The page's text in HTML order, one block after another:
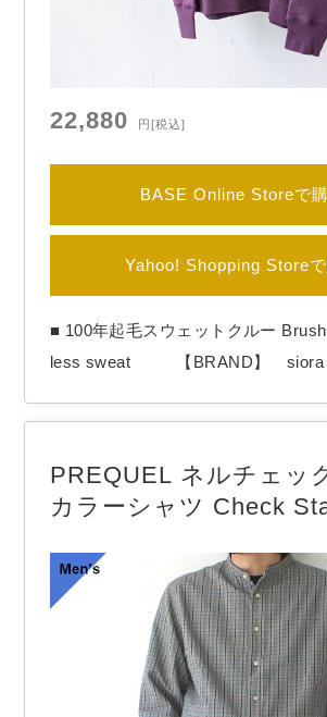
22,880 円[税込]
BASE Online Storeで
Yahoo! Shopping Storeで
■ 100年起毛スウェットクルー
less sweat 【BRAND】 siora / シオラ 【CO
seamless sweat」 100年近く前の
とは違い、丸胴編みの状態で起毛…
PREQUEL ネルチェッ
カラーシャツ Check